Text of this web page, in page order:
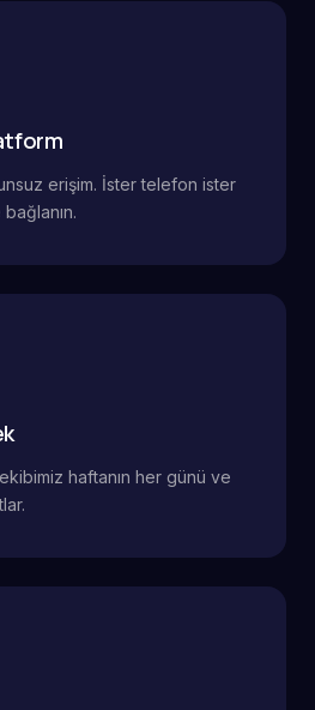
erişim. İster telefon ister
haftanın her günü ve